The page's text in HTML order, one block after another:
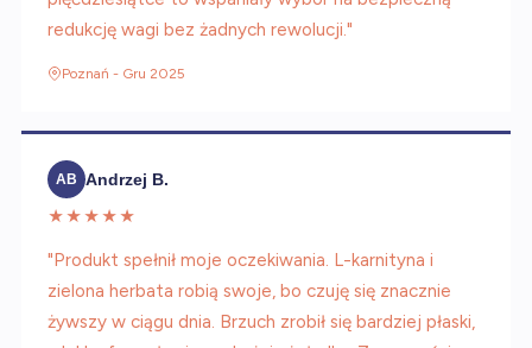
redukcję wagi bez żadnych rewolucji."
Poznań - Gru 2025
AB Andrzej B.
★★★★★
"Produkt spełnił moje oczekiwania. L-karnityna i
zielona herbata robią swoje, bo czuję się znacznie
żywszy w ciągu dnia. Brzuch zrobił się bardziej płaski,